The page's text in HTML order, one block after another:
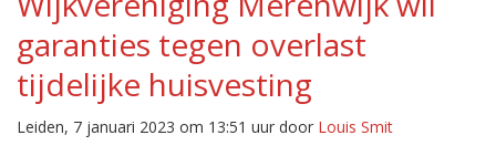
garanties tegen overlast
tijdelijke huisvesting
Leiden, 7 januari 2023 om 13:51 uur door Louis Smit